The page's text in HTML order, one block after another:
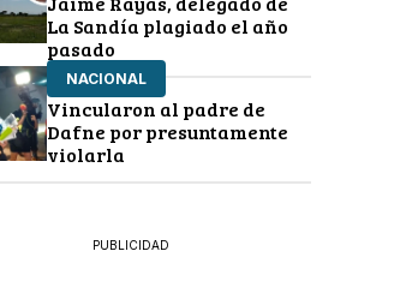
La Sandía plagiado el año
pasado
NACIONAL
Vincularon al padre de
Dafne por presuntamente
violarla
PUBLICIDAD